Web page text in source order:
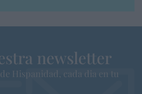
newsletter
Hispanidad, cada dia en tu